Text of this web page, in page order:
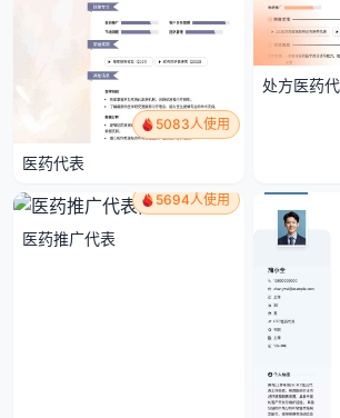
5083人使用
医药代表
处方医药
5694人使用
医药推广代表